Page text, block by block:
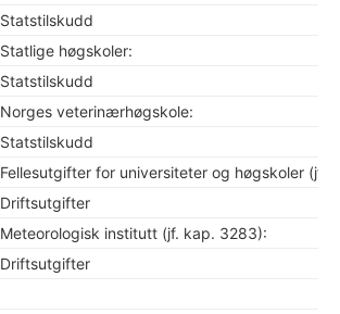
Statstilskudd
Statlige høgskoler:
Statstilskudd
Norges veterinærhøgskole:
Statstilskudd
Fellesutgifter for universiteter og høgskoler (jf.
Driftsutgifter
Meteorologisk institutt (jf. kap. 3283):
Driftsutgifter